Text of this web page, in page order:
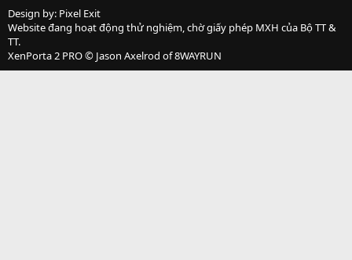
Design by: Pixel Exit
Website đang hoạt động thử nghiệm, chờ giấy phép MXH của Bộ TT &
TT.
XenPorta 2 PRO© Jason Axelrod of8WAYRUN